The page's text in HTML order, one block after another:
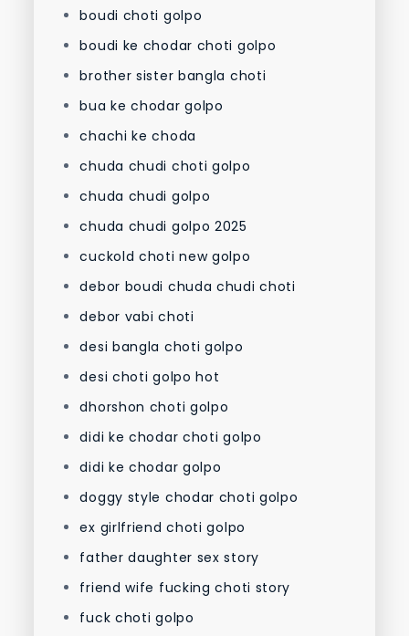
boudi choti golpo
boudi ke chodar choti golpo
brother sister bangla choti
bua ke chodar golpo
chachi ke choda
chuda chudi choti golpo
chuda chudi golpo
chuda chudi golpo 2025
cuckold choti new golpo
debor boudi chuda chudi choti
debor vabi choti
desi bangla choti golpo
desi choti golpo hot
dhorshon choti golpo
didi ke chodar choti golpo
didi ke chodar golpo
doggy style chodar choti golpo
ex girlfriend choti golpo
father daughter sex story
friend wife fucking choti story
fuck choti golpo